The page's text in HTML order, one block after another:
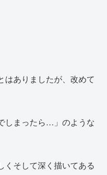
はありましたが、改めて
しまったら…」のような
くそして深く描いてある